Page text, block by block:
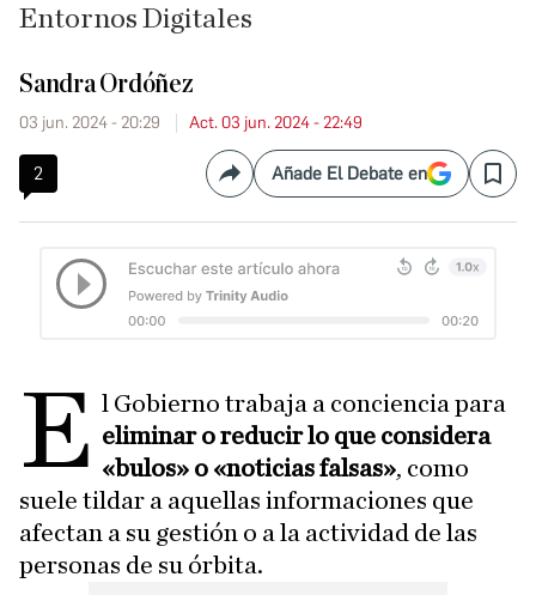
Entornos Digitales
Sandra Ordóñez
03 jun. 2024 - 20:29 Act. 03 jun. 2024 - 22:49
2 CompartirAñade El Debate en Save
E l Gobierno trabaja a conciencia para
eliminar o reducir lo que considera
«bulos» o «noticias falsas», como
suele tildar a aquellas informaciones que
afectan a su gestión o a la actividad de las
personas de su órbita.